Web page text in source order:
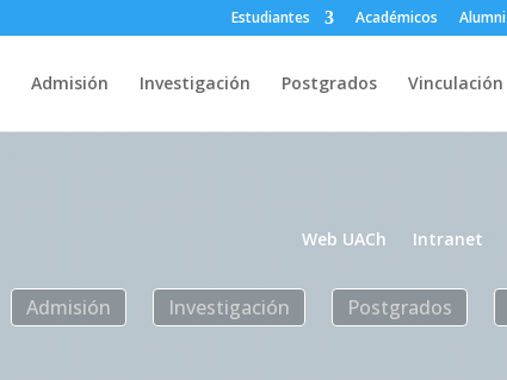
Estudiantes Académicos Alumni
Admisión Investigación Postgrados Vinculación
Web UACh Intranet
Admisión Investigación Postgrados